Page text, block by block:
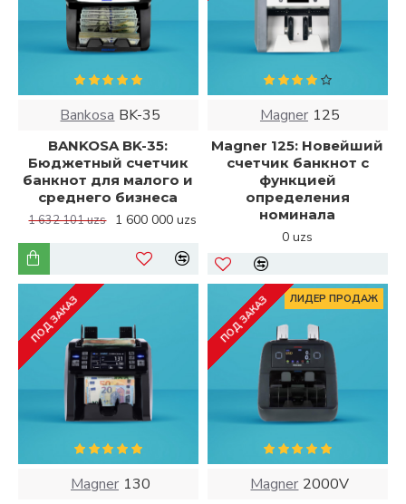
Bankosa BK-35
BANKOSA BK-35:
Бюджетный счетчик
банкнот для малого и
среднего бизнеса
1 632 101 uzs 1 600 000 uzs
Magner 125
Magner 125: Новейший
счетчик банкнот с
функцией
определения
номинала
0 uzs
ПОД ЗАКАЗ
Magner 130
ЛИДЕР ПРОДАЖ
ПОД ЗАКАЗ
Magner 2000V